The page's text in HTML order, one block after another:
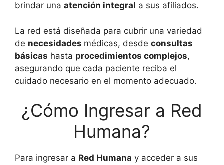
brindar una atención integral a sus afiliados.
La red está diseñada para cubrir una variedad
de necesidades médicas, desde consultas
básicas hasta procedimientos complejos,
asegurando que cada paciente reciba el
cuidado necesario en el momento adecuado.
¿Cómo Ingresar a Red
Humana?
Para ingresar a Red Humana y acceder a sus